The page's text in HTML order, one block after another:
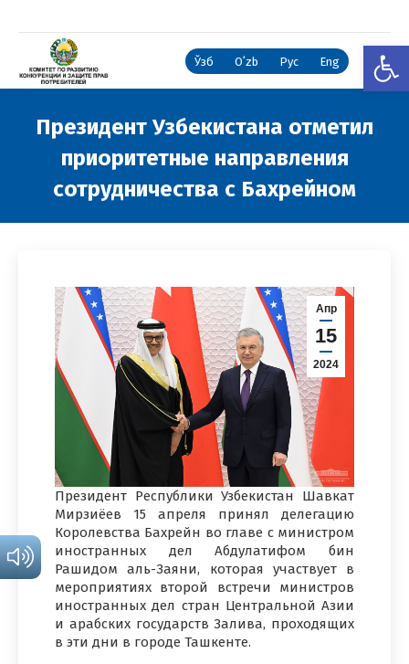
Ўзб Oʻzb Рус Eng
Президент Узбекистана отметил
приоритетные направления
сотрудничества с Бахрейном
Апр
15
2024
Президент Республики Узбекистан Шавкат
Мирзиёев 15 апреля принял делегацию
Королевства Бахрейн во главе с министром
иностранных дел Абдулатифом бин
Рашидом аль-Заяни, которая участвует в
мероприятиях второй встречи министров
иностранных дел стран Центральной Азии
и арабских государств Залива, проходящих
в эти дни в городе Ташкенте.